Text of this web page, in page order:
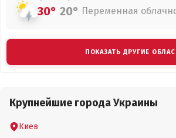
30° 20° Переменная
ПОКАЗАТЬ ДРУГИЕ
Крупнейшие города Украины
Киев